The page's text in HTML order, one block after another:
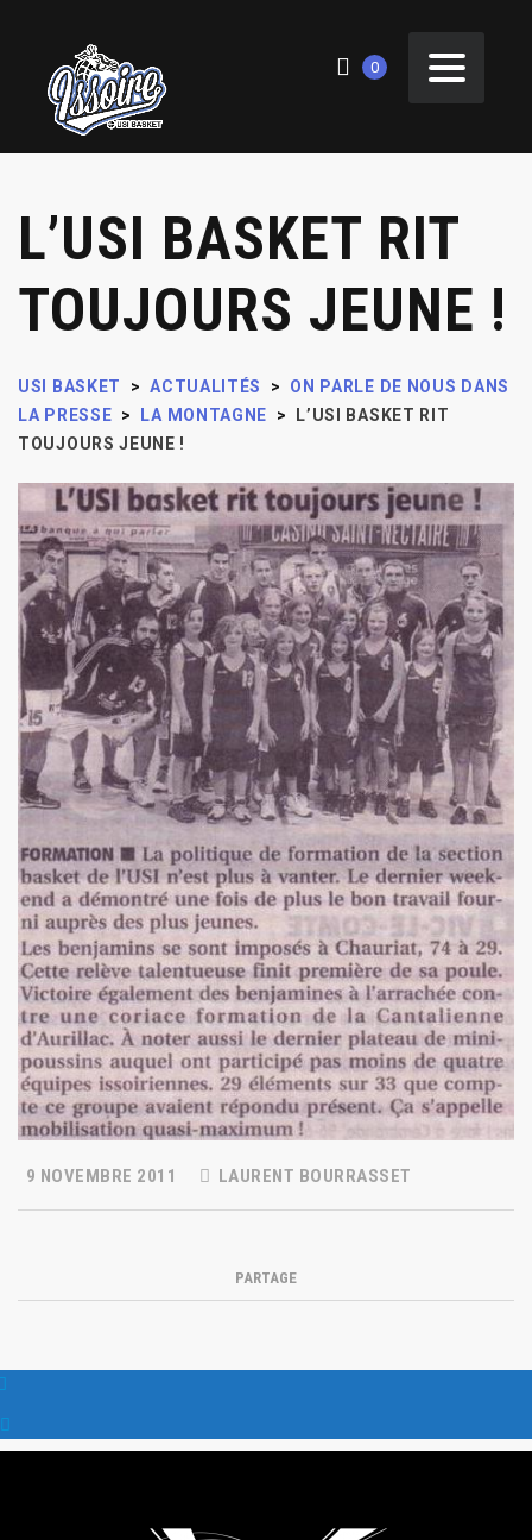
0
L’USI BASKET RIT
TOUJOURS JEUNE !
USI BASKET > ACTUALITÉS >
ON PARLE DE NOUS DANS
LA PRESSE > LA MONTAGNE >
L’USI BASKET RIT
TOUJOURS JEUNE !
9 NOVEMBRE 2011 LAURENT BOURRASSET
PARTAGE